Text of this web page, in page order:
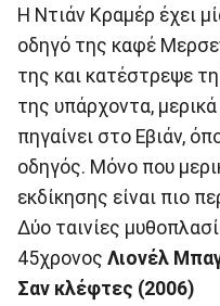
Η Ντιάν Κραμέρ έχει
οδηγό της καφέ
της και κατέστρεψε
της υπάρχοντα,
πηγαίνει στο Εβιάν,
οδηγός. Μόνο που
εκδίκησης είναι πιο
Δύο ταινίες
45χρονος Λιονέλ
Σαν κλέφτες (2006)